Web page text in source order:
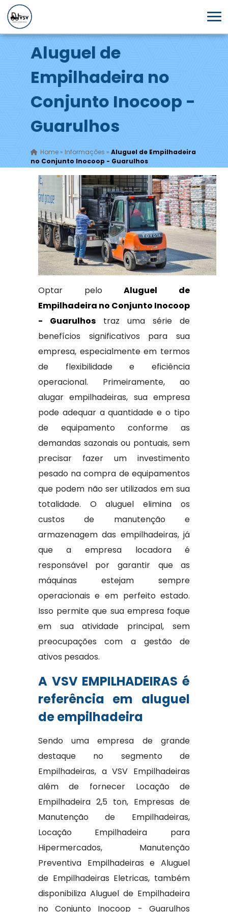
Aluguel de
Empilhadeira no
Conjunto Inocoop -
Guarulhos
Home» Informações » Aluguel de Empilhadeira
no Conjunto Inocoop - Guarulhos
Optar peloAluguel de
Empilhadeira no Conjunto Inocoop
- Guarulhostraz uma série de
benefícios significativos para sua
empresa, especialmente em termos
de flexibilidade e eficiência
operacional. Primeiramente, ao
alugar empilhadeiras, sua empresa
pode adequar a quantidade e o tipo
de equipamento conforme as
demandas sazonais ou pontuais, sem
precisar fazer um investimento
pesado na compra de equipamentos
que podem não ser utilizados em sua
totalidade. O aluguel elimina os
custos de manutenção e
armazenagem das empilhadeiras, já
que a empresa locadora é
responsável por garantir que as
máquinas estejam sempre
operacionais e em perfeito estado.
Isso permite que sua empresa foque
em sua atividade principal, sem
preocupações com a gestão de
ativos pesados.
A VSV EMPILHADEIRAS é
referência em aluguel
de empilhadeira
Sendo uma empresa de grande
destaque no segmento de
Empilhadeiras, a VSV Empilhadeiras
além de fornecer Locação de
Empilhadeira 2,5 ton, Empresas de
Manutenção de Empilhadeiras,
Locação Empilhadeira para
Hipermercados, Manutenção
Preventiva Empilhadeiras e Aluguel
de Empilhadeiras Eletricas, também
disponibiliza Aluguel de Empilhadeira
no Conjunto Inocoop - Guarulhos